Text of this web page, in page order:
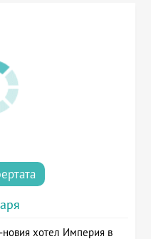
хотел Империя в